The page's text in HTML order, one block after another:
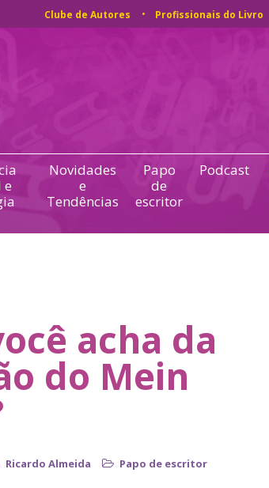
Clube de Autores Profissionais do Livro
e
Novidades
e
Tendências
Papo
de
escritor
Podcast
acha da
do Mein
Ricardo Almeida Papo de escritor